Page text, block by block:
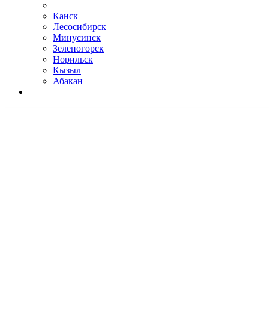
Канск
Лесосибирск
Минусинск
Зеленогорск
Норильск
Кызыл
Абакан